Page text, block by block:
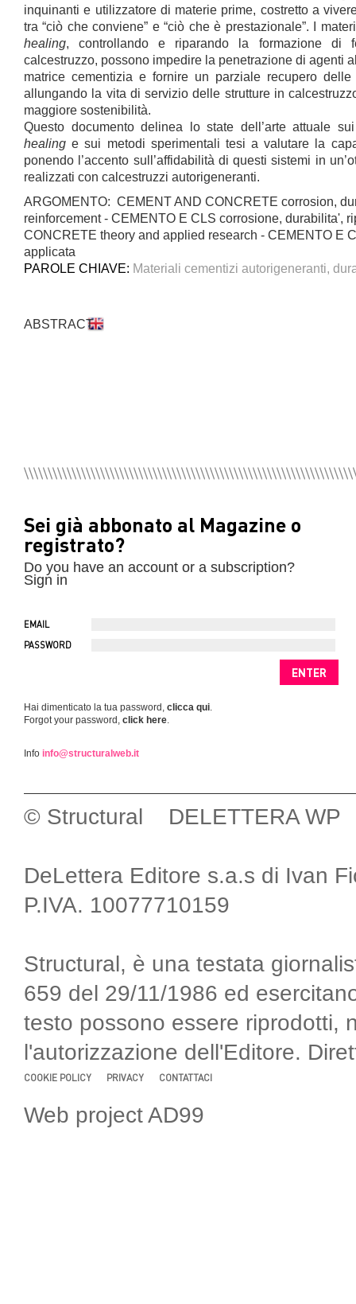
inquinanti e utilizzatore di materie prime, costretto a
tra “ciò che conviene” e “ciò che è prestazionale”. I
healing, controllando e riparando la formazione di
calcestruzzo, possono impedire la penetrazione di agenti
matrice cementizia e fornire un parziale recupero delle
allungando la vita di servizio delle strutture in
maggiore sostenibilità.
Questo documento delinea lo state dell’arte attuale
healinge sui metodi sperimentali tesi a valutare la
ponendo l’accento sull’affidabilità di questi sistemi in
realizzati con calcestruzzi autorigeneranti.
ARGOMENTO: CEMENT AND CONCRETE corrosion,
reinforcement - CEMENTO E CLS corrosione, durabilita',
CONCRETE theory and applied research - CEMENTO E
applicata
PAROLE CHIAVE: Materiali cementizi autorigeneranti,
ABSTRACT
Sei già abbonato al Magazine o
registrato?
Do you have an account or a subscription?
Sign in
EMAIL
PASSWORD
Hai dimenticato la tua password, clicca qui.
Forgot your password, click here.
Info info@structuralweb.it
© Structural DELETTERA WP
DeLettera Editore s.a.s di Ivan
P.IVA. 10077710159
Structural, è una testata
659 del 29/11/1986 ed
testo possono essere riprodotti,
l'autorizzazione dell'Editore.
COOKIE POLICY PRIVACY CONTATTACI
Web project AD99